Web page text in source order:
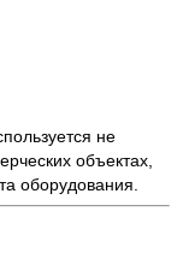
не
объектах,
оборудования.